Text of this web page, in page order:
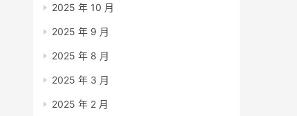
2025 年 10 月
2025 年 9 月
2025 年 8 月
2025 年 3 月
2025 年 2 月